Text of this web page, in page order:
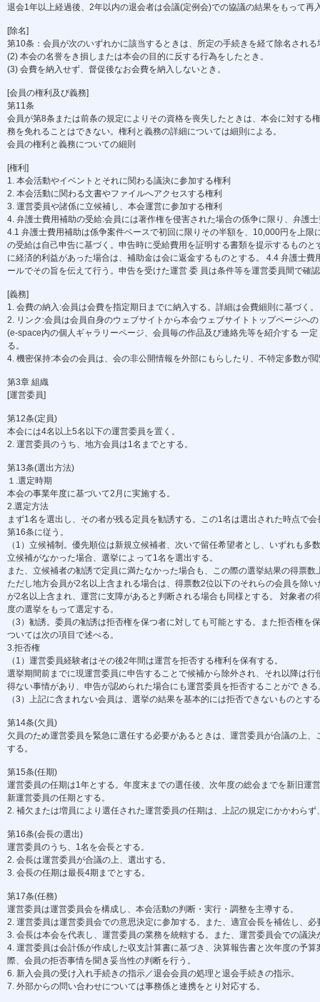
退会1年以上経過後、2年以内の退会者は会議(定例会)での協議の結果をもって再
[除名]
第10条：会員が次のいずれかに該当するときは、所定の手続きを経て除名され
(2) 本会の名誉をき損しまたは本会の目的に反する行為をしたとき。
(3) 会費を納入せず、督促後なお会費を納入しないとき。
[会員の権利及び義務]
第11条
会員が第8条または前条の規定によりその資格を喪失したときは、本会に対する
務を免れることはできない。権利と義務の詳細については細則による。
会員の権利と義務についての細則
[権利]
1. 本会活動やイベントとそれに関わる議決に参加する権利
2. 本会活動に関わる文書やファイルへアクセスする権利
3. 運営委員や諸係に立候補し、本会運営に参加する権利
4. 弁護士費用補助の受給:会員には著作権を侵害された場合の係争に限り、弁護
4.1 弁護士費用補助は係争案件ベースで初回に限りその半額を、10,000円を
の受給は自己申告に基づく。申告時に受給費用を証明する書類を提示するもの
に経済的利益があった場合は、補助金は会に返金するものとする。 4.4 弁護士
ールでその旨を伝えて行う。申告を受けた運営 委 員は条件等を運営委員間で確
[義務]
1. 会費の納入:会員は会費を指定期日までに納入する。詳細は会費細則に基づく。
2. リンク:会員は会員自身のウェブサイトから本会ウェブサイトトップページへ
(e-space内の個人ギャラリーページ、会員毎の作品及び連絡先等を紹介する 一
る。
4. 機密保持:本会の会員は、会の非公開情報を外部にもらしたり、不特定多数が
第3章 組織
[運営委員]
第12条(定員)
本会には4名以上5名以下の運営委員を置く。
2. 運営委員のうち、地方会員は1名までとする。
第13条(選出方法)
１.選定時期
本会の事業年度に基づいて2月に実施する。
2.選定方法
まず1名を選出し、その者が残る定員を勧誘する。この1名は選出された時点で
第16条に従う。
（1）立候補制。優先順位は新規立候補者、次いで留任希望者とし、いずれも多
立候補がなかった場合、選挙によって1名を選出する。
また、立候補者の勧誘で定員に満たなかった場合も、この際の選挙結果の得票
ただし地方会員が2名以上含まれる場合は、得票数2位以下のそれらの会員を除
が2名以上含まれ、運営に支障があると判断される場合も同様とする。 対象者
度の選挙をもって選定する。
（3）勧誘。委員の勧誘は拒否権を保つ者に対しても可能とする。また拒否権を
ついては次の項目で述べる。
3.拒否権
（1）運営委員経験者はその後2年間は運営を拒否する権利を保有する。
選挙期間前までに現運営委員に申告することで候補から除外され、それ以降は
得ない事情があり、申告が認められた場合にも運営委員を拒否することがで きる
（3）上記に含まれない会員は、選挙の結果を基本的には拒否できないものとす
第14条(欠員)
欠員のため運営委員を緊急に選任する必要があるときは、運営委員が合議の上
する。
第15条(任期)
運営委員の任期は1年とする。年度末までの選任後、次年度の総会までを新旧運
新運営委員の任期とする。
2. 補欠または増員により選任された運営委員の任期は、上記の規定にかかわら
第16条(会長の選出)
運営委員のうち、1名を会長とする。
2. 会長は運営委員が合議の上、選出する。
3. 会長の任期は最長4期までとする。
第17条(任務)
運営委員は運営委員会を構成し、本会活動の判断・実行・調整を主導する。
2. 運営委員は運営委員会での意思決定に参加する。また、適宜会長を補佐し、
3. 会長は本会を代表し、運営委員の業務を統轄する。また、運営委員会での議
4. 運営委員は会計係が作成した収支計算書に基づき、決算報告書と次年度の予
際、会員の拒否事情を聞き妥当性の判断を行う。
6. 新入会員の受け入れ手続きの指示／退会会員の処理と退会手続きの指示。
7. 外部からの問い合わせについては事務係と連携をとり対応する。